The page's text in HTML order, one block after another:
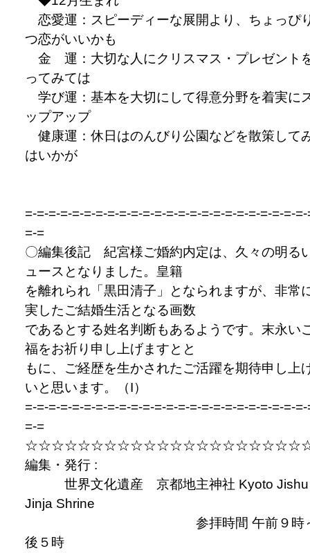
恋愛運：スピーディーな展開より、ちょっぴ
つ恋がいいかも
金 運：大切な人にクリスマス・プレゼント
ってみては
学び運：基本を大切にして得意分野を着実に
ップアップ
健康運：休日はのんびり公園などを散策して
はいかが
=-=-=-=-=-=-=-=-=-=-=-=-=-=-=-=-=-=-=-=-=-=-=-
=-=
〇編集後記 紀宮様ご婚約内定は、久々の明る
ュースとなりました。皇籍
を離れられ「黒田清子」となられますが、非常
実したご結婚生活となる画数
であるとする姓名判断もあるようです。末永い
福をお祈り申し上げますとと
もに、ご経歴を生かされたご活躍を期待申し上
いと思います。（I）
=-=-=-=-=-=-=-=-=-=-=-=-=-=-=-=-=-=-=-=-=-=-=-
=-=
編集・発行 :
世界文化遺産 京都地主神社 Kyoto Jishu
Jinja Shrine
参拝時間 午前９時～
後５時